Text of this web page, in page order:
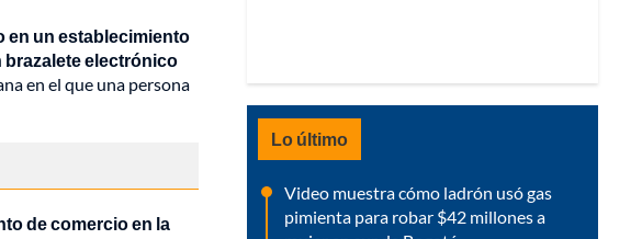
en un establecimiento
electrónico
en el que una persona
de comercio en la
Lo último
Video muestra cómo ladrón usó gas
pimienta para robar $42 millones a